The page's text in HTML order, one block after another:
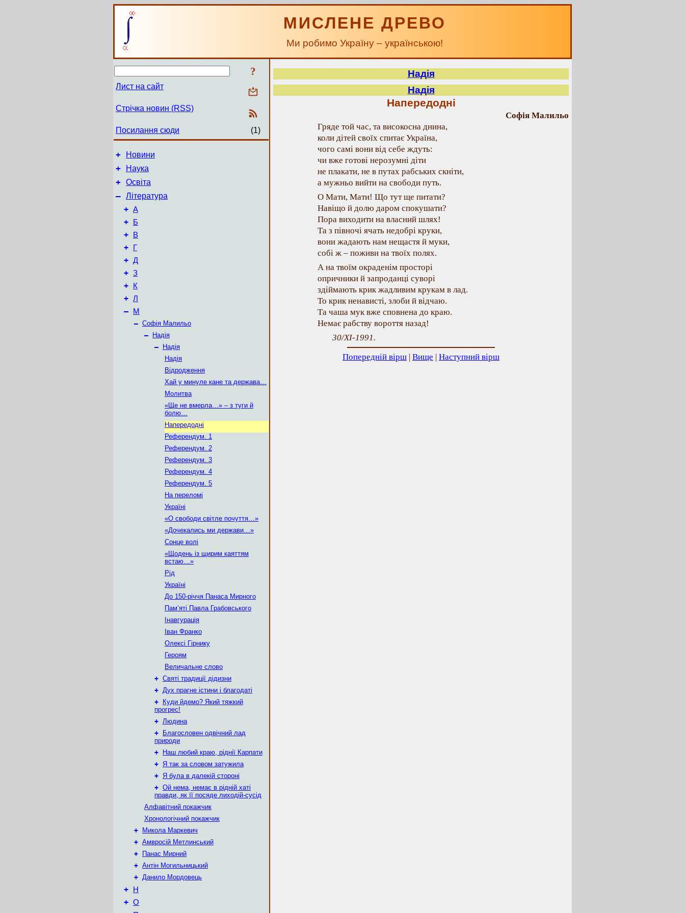
МИСЛЕНЕ ДРЕВО
Ми робимо Україну – українською!
?
Лист на сайт
Стрічка новин (RSS)
Посилання сюди (1)
+ Новини
+ Наука
+ Освіта
– Література
+ А
+ Б
+ В
+ Г
+ Д
+ З
+ К
+ Л
– М
– Софія Малильо
–
Надія
–
Надія
Надія
Відродження
Хай у минуле кане та держава…
Молитва
«Ще не вмерла…» – з туги й
болю…
Напередодні
Референдум. 1
Референдум. 2
Референдум. 3
Референдум. 4
Референдум. 5
На переломі
Україні
«О свободи світле почуття…»
«Дочекались ми держави…»
Сонце волі
«Щодень із щирим каяттям
встаю…»
Рід
Україні
До 150-річчя Панаса Мирного
Пам’яті Павла Грабовського
Інавгурація
Іван Франко
Олексі Гірнику
Героям
Величальне слово
+ Святі традиції дідизни
+ Дух прагне істини і благодаті
+
Куди йдемо? Який тяжкий
прогрес!
+ Людина
+
Благословен одвічний лад
природи
+
Наш любий краю, ріднії Карпати
+ Я так за словом затужила
+ Я була в далекій стороні
+ Ой нема, немає в рідній хаті
правди, як її посяде лиходій-сусід
Алфавітний покажчик
Хронологічний покажчик
+
Микола Маркевич
+ Амвросій Метлинський
+
Панас Мирний
+ Антін Могильницький
+ Данило Мордовець
+ Н
+ О
Надія
Надія
Напередодні
Софія Малильо
Гряде той час, та високосна днина,
коли дітей своїх спитає Україна,
чого самі вони від себе ждуть:
чи вже готові нерозумні діти
не плакати, не в путах рабських скніти,
а мужньо вийти на свободи путь.
О Мати, Мати! Що тут ще питати?
Навіщо й долю даром спокушати?
Пора виходити на власний шлях!
Та з півночі ячать недобрі круки,
вони жадають нам нещастя й муки,
собі ж – поживи на твоїх полях.
А на твоїм окраденім просторі
опричники й запроданці суворі
здіймають крик жадливим крукам в лад.
То крик ненависті, злоби й відчаю.
Та чаша мук вже сповнена до краю.
Немає рабству вороття назад!
30/XI-1991.
Попередній вірш | Вище | Наступний вірш